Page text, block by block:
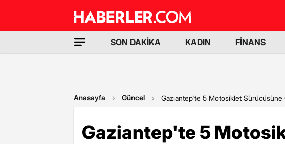
SON DAKİKA KADIN FİNANS
Anasayfa Güncel Gaziantep'te 5 Motosiklet Sürücüsüne
Gaziantep'te 5